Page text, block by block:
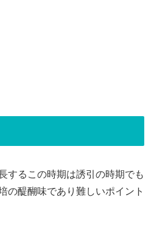
するこの時期は誘引の時期でも
の醍醐味であり難しいポイント